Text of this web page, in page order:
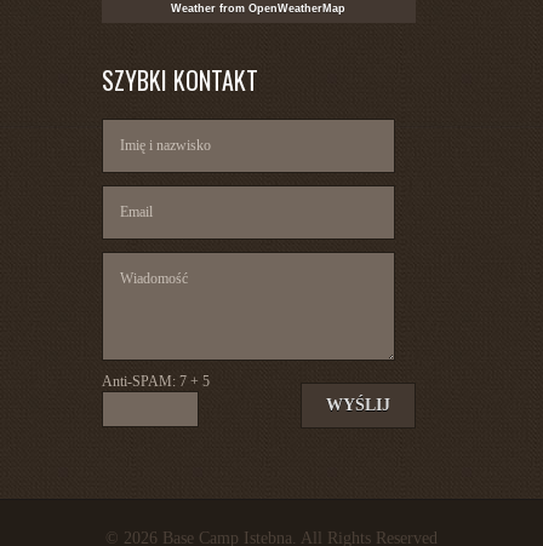
Weather from OpenWeatherMap
SZYBKI KONTAKT
Anti-SPAM: 7 + 5
© 2026 Base Camp Istebna. All Rights Reserved